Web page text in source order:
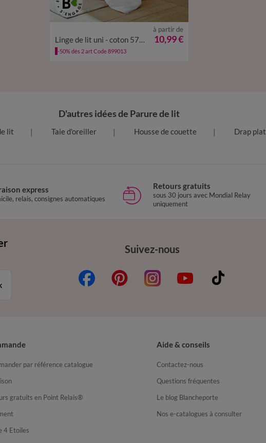
Linge de lit uni - coton 57 fils/cm²
à partir de
10,99 €
-50% dès 2 art Code 899013
D'autres idées de Parure de lit
lit Taie d'oreiller Housse de couette Drap plat
express
relais, consignes automatiques
Retours gratuits
sous 30 jours avec Mondial Relay
uniquement
Suivez-nous
par référence catalogue
gratuits en Point Relais®
4 Etoiles
Aide & conseils
Contactez-nous
Questions fréquentes
Le blog Blancheporte
Nos e-catalogues à consulter